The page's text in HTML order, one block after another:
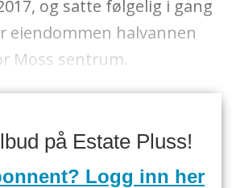
og satte følgelig i gang
eiendommen halvannen
Moss sentrum.
på Estate Pluss!
Logg inn her